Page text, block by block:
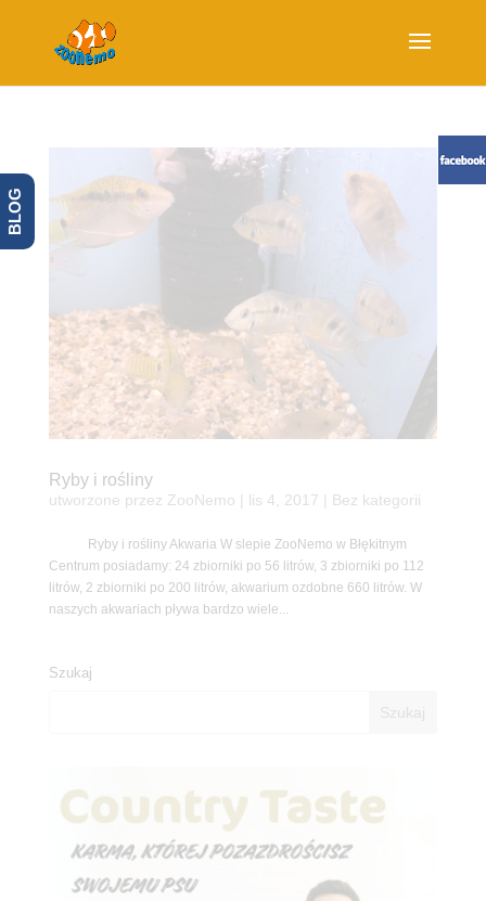
Ryby i rośliny
utworzone przez ZooNemo lis 4, 2017 | Bez kategorii
Ryby i rośliny Akwaria W slepie ZooNemo w Błękitnym
Centrum posiadamy: 24 zbiorniki po 56 litrów, 3 zbiorniki po 112
litrów, 2 zbiorniki po 200 litrów, akwarium ozdobne 660 litrów. W
naszych akwariach pływa bardzo wiele...
Szukaj
BLOG